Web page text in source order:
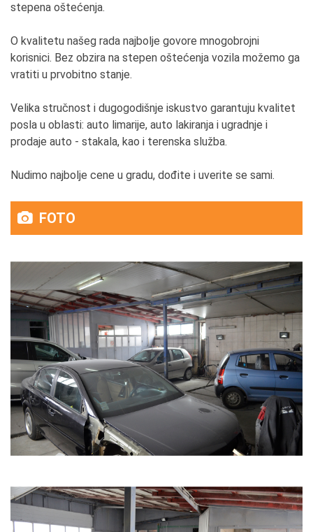
stepena oštećenja.
O kvalitetu našeg rada najbolje govore mnogobrojni
korisnici. Bez obzira na stepen oštećenja vozila možemo ga
vratiti u prvobitno stanje.
Velika stručnost i dugogodišnje iskustvo garantuju kvalitet
posla u oblasti: auto limarije, auto lakiranja i ugradnje i
prodaje auto - stakala, kao i terenska služba.
Nudimo najbolje cene u gradu, dođite i uverite se sami.
FOTO